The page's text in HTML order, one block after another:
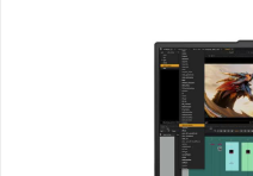
Bildergalerie überspringen